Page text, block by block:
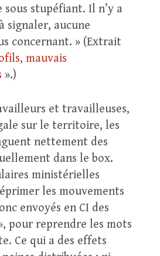
sous stupéfiant. Il n’y a
signaler, aucune
concernant. » (Extrait
mauvais
».)
et travailleuses,
sur le territoire, les
nettement des
dans le box.
ministérielles
les mouvements
envoyés en CI des
pour reprendre les mots
Ce qui a des effets